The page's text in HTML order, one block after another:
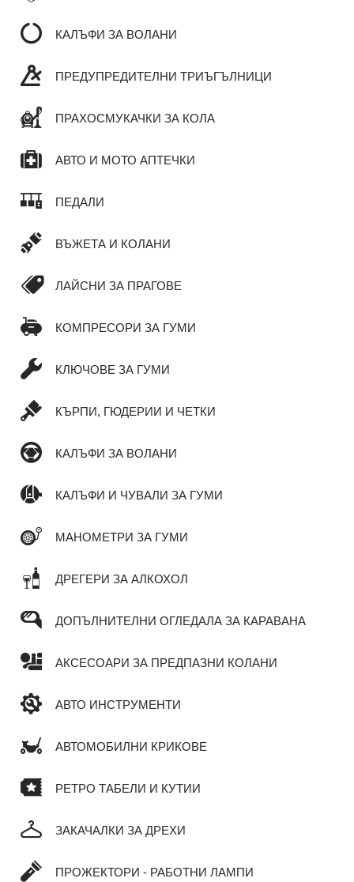
КАЛЪФИ ЗА ВОЛАНИ
ПРЕДУПРЕДИТЕЛНИ ТРИЪГЪЛНИЦИ
ПРАХОСМУКАЧКИ ЗА КОЛА
АВТО И МОТО АПТЕЧКИ
ПЕДАЛИ
ВЪЖЕТА И КОЛАНИ
ЛАЙСНИ ЗА ПРАГОВЕ
КОМПРЕСОРИ ЗА ГУМИ
КЛЮЧОВЕ ЗА ГУМИ
КЪРПИ, ГЮДЕРИИ И ЧЕТКИ
КАЛЪФИ ЗА ВОЛАНИ
КАЛЪФИ И ЧУВАЛИ ЗА ГУМИ
МАНОМЕТРИ ЗА ГУМИ
ДРЕГЕРИ ЗА АЛКОХОЛ
ДОПЪЛНИТЕЛНИ ОГЛЕДАЛА ЗА КАРАВАНА
АКСЕСОАРИ ЗА ПРЕДПАЗНИ КОЛАНИ
АВТО ИНСТРУМЕНТИ
АВТОМОБИЛНИ КРИКОВЕ
РЕТРО ТАБЕЛИ И КУТИИ
ЗАКАЧАЛКИ ЗА ДРЕХИ
ПРОЖЕКТОРИ - РАБОТНИ ЛАМПИ